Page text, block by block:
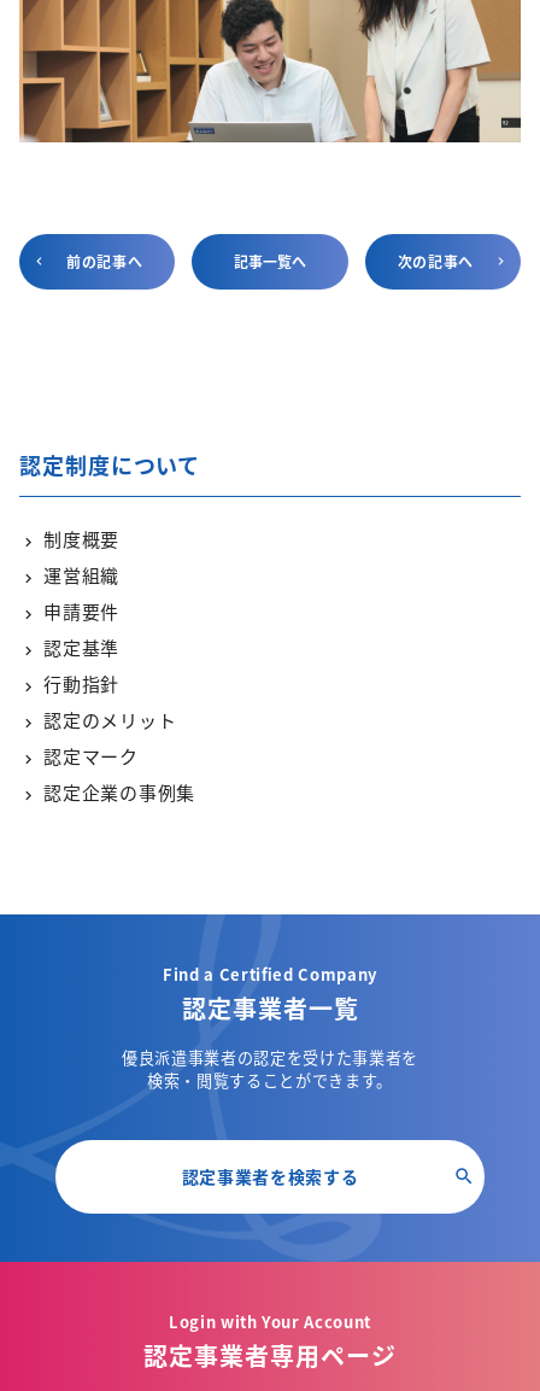
前の記事へ 記事一覧へ 次の記事へ
認定制度について
制度概要
運営組織
申請要件
認定基準
行動指針
認定のメリット
認定マーク
認定企業の事例集
Find a Certified Company
認定事業者一覧
優良派遣事業者の認定を受けた事業者を
検索・閲覧することができます。
認定事業者を検索する
Login with Your Account
認定事業者専用ページ